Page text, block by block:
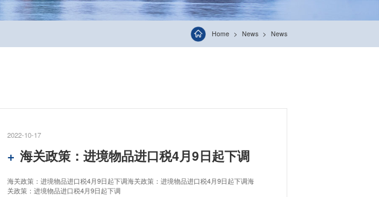
Home News News
2022-10-17
海关政策：进境物品进口税4月9日起下调
海关政策：进境物品进口税4月9日起下调海关政策：进境物品进口税4月9日起下调海
关政策：进境物品进口税4月9日起下调